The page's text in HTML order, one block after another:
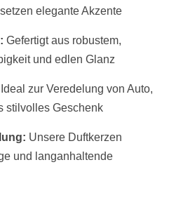
elegante Akzente
Gefertigt aus robustem,
und edlen Glanz
Ideal zur Veredelung von Auto,
stilvolles Geschenk
Unsere Duftkerzen
und langanhaltende